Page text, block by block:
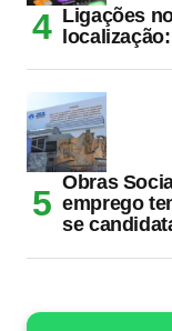
Ligações
Obras
emprego
se